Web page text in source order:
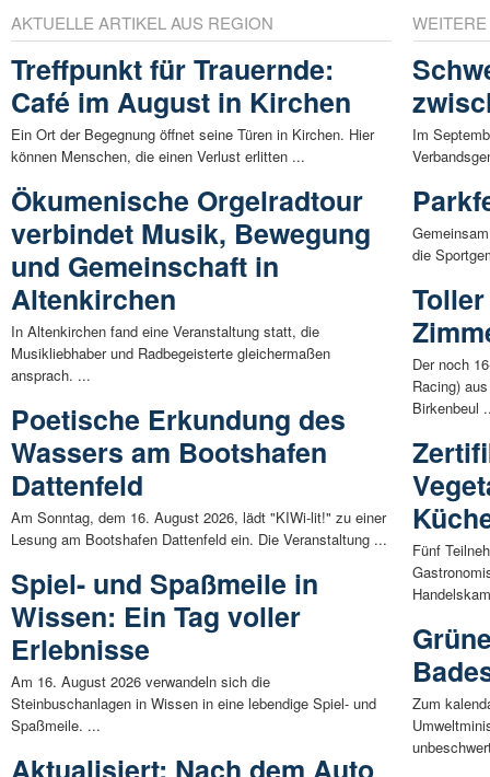
AKTUELLE ARTIKEL AUS REGION
Treffpunkt für Trauernde:
Café im August in Kirchen
Ein Ort der Begegnung öffnet seine Türen in Kirchen. Hier
können Menschen, die einen Verlust erlitten ...
Ökumenische Orgelradtour
verbindet Musik, Bewegung
und Gemeinschaft in
Altenkirchen
In Altenkirchen fand eine Veranstaltung statt, die
Musikliebhaber und Radbegeisterte gleichermaßen
ansprach. ...
Poetische Erkundung des
Wassers am Bootshafen
Dattenfeld
Am Sonntag, dem 16. August 2026, lädt "KIWi-lit!" zu einer
Lesung am Bootshafen Dattenfeld ein. Die Veranstaltung ...
Spiel- und Spaßmeile in
Wissen: Ein Tag voller
Erlebnisse
Am 16. August 2026 verwandeln sich die
Steinbuschanlagen in Wissen in eine lebendige Spiel- und
Spaßmeile. ...
Im
die
Der noch
Racing)
Birkenbeul
Fünf
Zum